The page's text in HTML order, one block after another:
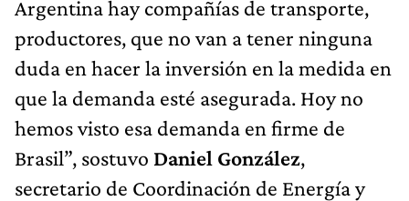
Argentina hay compañías de transporte,
productores, que no van a tener ninguna
duda en hacer la inversión en la medida en
que la demanda esté asegurada. Hoy no
hemos visto esa demanda en firme de
Brasil”, sostuvo Daniel González,
secretario de Coordinación de Energía y